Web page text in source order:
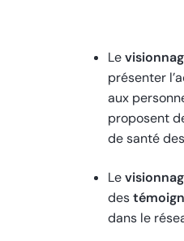
Le
présenter
aux
proposent
de santé
Le
des
dans le